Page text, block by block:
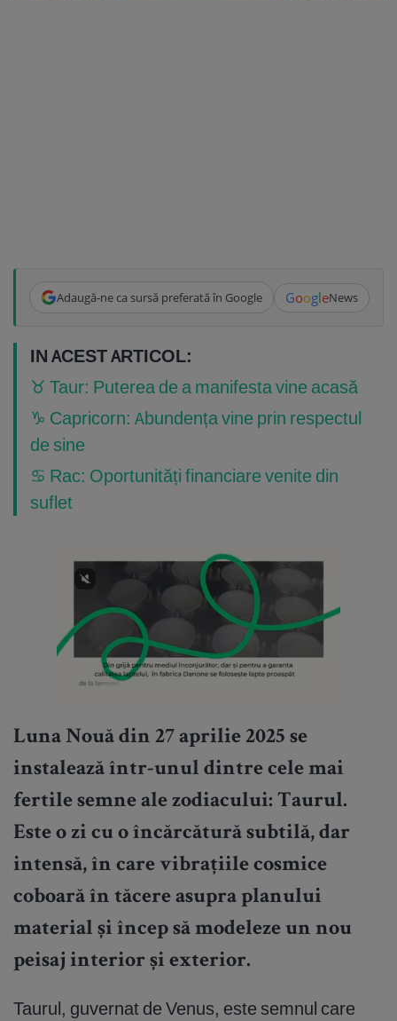
Adaugă-ne ca sursă preferată în Google GoogleNews
IN ACEST ARTICOL:
♉ Taur: Puterea de a manifesta vine acasă
♑ Capricorn: Abundența vine prin respectul
de sine
♋ Rac: Oportunități financiare venite din
suflet
Luna Nouă din 27 aprilie 2025 se
instalează într-unul dintre cele mai
fertile semne ale zodiacului: Taurul.
Este o zi cu o încărcătură subtilă, dar
intensă, în care vibrațiile cosmice
coboară în tăcere asupra planului
material și încep să modeleze un nou
peisaj interior și exterior.
Taurul, guvernat de Venus, este semnul care